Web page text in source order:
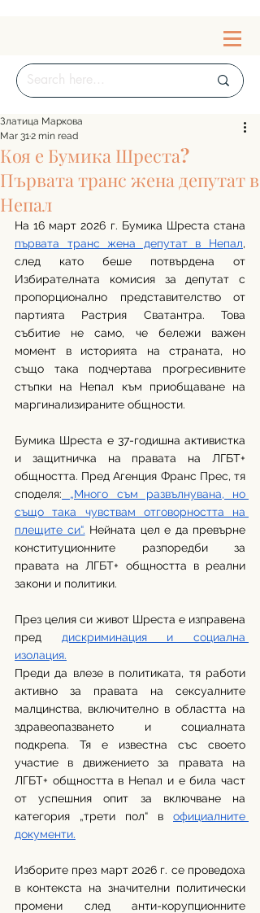
Коя е Бумика Шреста?
Първата транс жена депутат в
Непал
Златица Маркова
Mar 312 min read
първата транс жена депутат в Непал,
след като беше потвърдена от
Избирателната комисия за депутат с
пропорционално представителство от
партията Растрия Сватантра. Това
събитие не само, че бележи важен
момент в историята на страната, но
също така подчертава прогресивните
стъпки на Непал към приобщаване на
маргинализираните общности.
Бумика Шреста е 37-годишна активистка
и защитничка на правата на ЛГБТ+
общността. Пред Агенция Франс Прес, тя
споделя: „Много съм развълнувана, но
също така чувствам отговорността на
плещите си“. Нейната цел е да превърне
конституционните разпоредби за
правата на ЛГБТ+ общността в реални
закони и политики.
През целия си живот Шреста е изправена
пред дискриминация и социална
изолация.
Преди да влезе в политиката, тя работи
активно за правата на сексуалните
малцинства, включително в областта на
здравеопазването и социалната
подкрепа. Тя е известна със своето
участие в движението за правата на
ЛГБТ+ общността в Непал и е била част
от успешния опит за включване на
категория „трети пол“ в официалните
документи.
Изборите през март 2026 г. се проведоха
в контекста на значителни политически
промени след анти-корупционните